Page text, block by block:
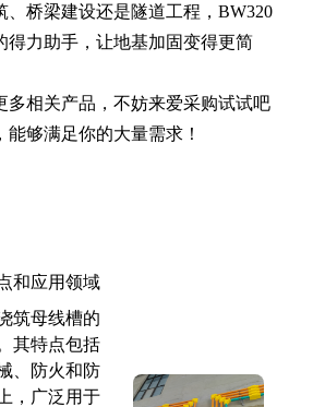
、桥梁建设还是隧道工程，BW320
得力助手，让地基加固变得更简
多相关产品，不妨来爱采购试试吧
能够满足你的大量需求！
和应用领域
筑母线槽的
其特点包括
、防火和防
，广泛用于